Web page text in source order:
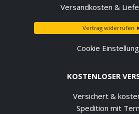
Versandkosten &
Vertrag widerrufen
Cookie
KOSTENLOSER
Versichert &
Spedition mit